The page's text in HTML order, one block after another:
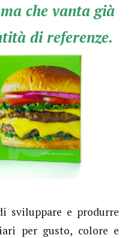
che vanta già
di referenze.
sviluppare e produrre
per gusto, colore e